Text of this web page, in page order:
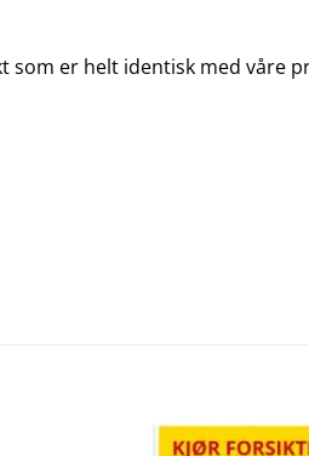
som er helt identisk med våre